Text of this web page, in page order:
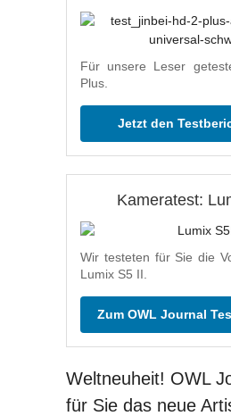
Für unsere Leser
Plus.
Jetzt den
Kameratest:
Wir testeten für Sie die
Lumix S5 II.
Zum OWL Journal
Weltneuheit! OWL
für Sie das neue